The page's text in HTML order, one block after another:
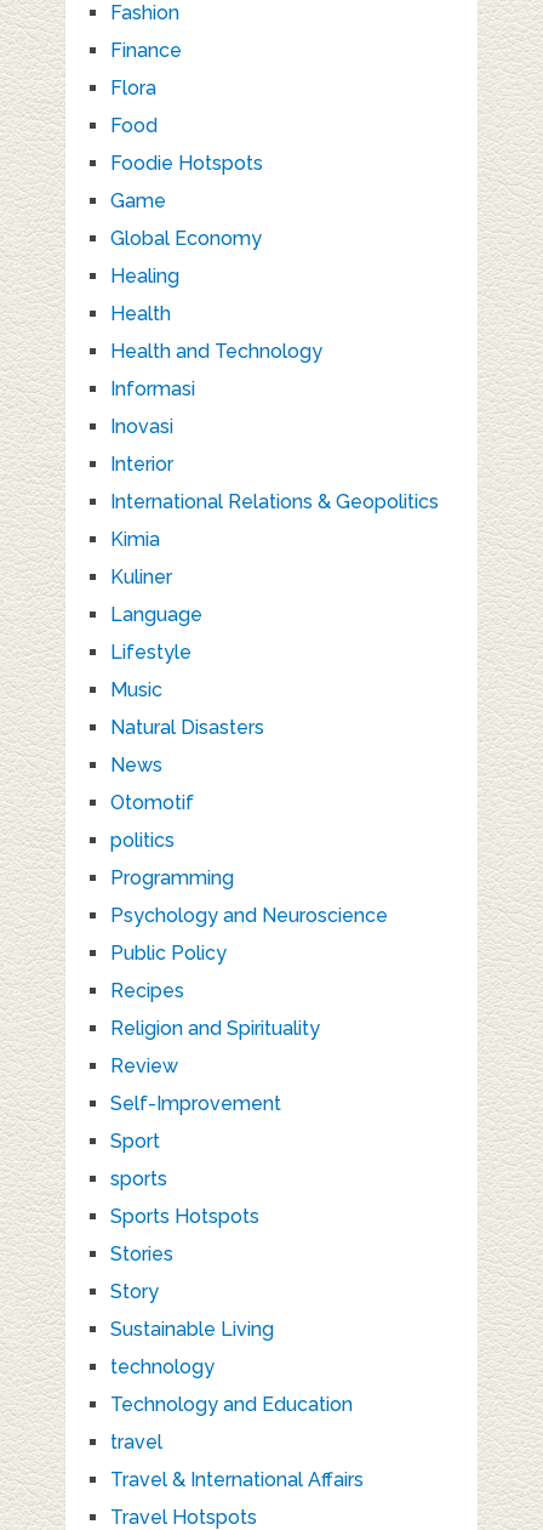
Fashion
Finance
Flora
Food
Foodie Hotspots
Game
Global Economy
Healing
Health
Health and Technology
Informasi
Inovasi
Interior
International Relations & Geopolitics
Kimia
Kuliner
Language
Lifestyle
Music
Natural Disasters
News
Otomotif
politics
Programming
Psychology and Neuroscience
Public Policy
Recipes
Religion and Spirituality
Review
Self-Improvement
Sport
sports
Sports Hotspots
Stories
Story
Sustainable Living
technology
Technology and Education
travel
Travel & International Affairs
Travel Hotspots